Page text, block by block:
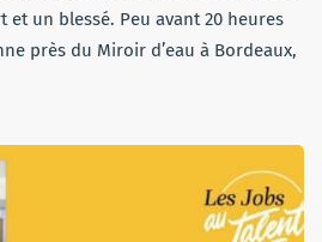
et un blessé. Peu avant 20 heures
près du Miroir d’eau à Bordeaux,